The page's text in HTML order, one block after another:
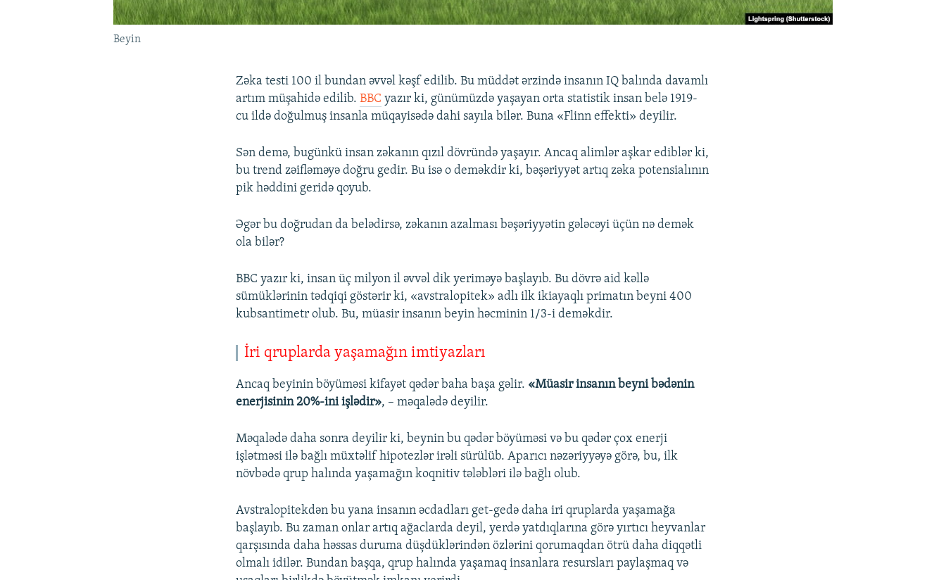
Beyin
Zəka testi 100 il bundan əvvəl kəşf edilib. Bu müddət ərzində insanın IQ balında davamlı
artım müşahidə edilib.BBC yazır ki, günümüzdə yaşayan orta statistik insan belə 1919-
cu ildə doğulmuş insanla müqayisədə dahi sayıla bilər. Buna «Flinn effekti» deyilir.
Sən demə, bugünkü insan zəkanın qızıl dövründə yaşayır. Ancaq alimlər aşkar ediblər ki,
bu trend zəifləməyə doğru gedir. Bu isə o deməkdir ki, bəşəriyyət artıq zəka potensialının
pik həddini geridə qoyub.
Əgər bu doğrudan da belədirsə, zəkanın azalması bəşəriyyətin gələcəyi üçün nə demək
ola bilər?
BBC yazır ki, insan üç milyon il əvvəl dik yeriməyə başlayıb. Bu dövrə aid kəllə
sümüklərinin tədqiqi göstərir ki, «avstralopitek» adlı ilk ikiayaqlı primatın beyni 400
kubsantimetr olub. Bu, müasir insanın beyin həcminin 1/3-i deməkdir.
İri qruplarda yaşamağın imtiyazları
Ancaq beyinin böyüməsi kifayət qədər baha başa gəlir. «Müasir insanın beyni bədənin
enerjisinin 20%-ini işlədir», – məqalədə deyilir.
Məqalədə daha sonra deyilir ki, beynin bu qədər böyüməsi və bu qədər çox enerji
işlətməsi ilə bağlı müxtəlif hipotezlər irəli sürülüb. Aparıcı nəzəriyyəyə görə, bu, ilk
növbədə qrup halında yaşamağın koqnitiv tələbləri ilə bağlı olub.
Avstralopitekdən bu yana insanın əcdadları get-gedə daha iri qruplarda yaşamağa
başlayıb. Bu zaman onlar artıq ağaclarda deyil, yerdə yatdıqlarına görə yırtıcı heyvanlar
qarşısında daha həssas duruma düşdüklərindən özlərini qorumaqdan ötrü daha diqqətli
olmalı idilər. Bundan başqa, qrup halında yaşamaq insanlara resursları paylaşmaq və